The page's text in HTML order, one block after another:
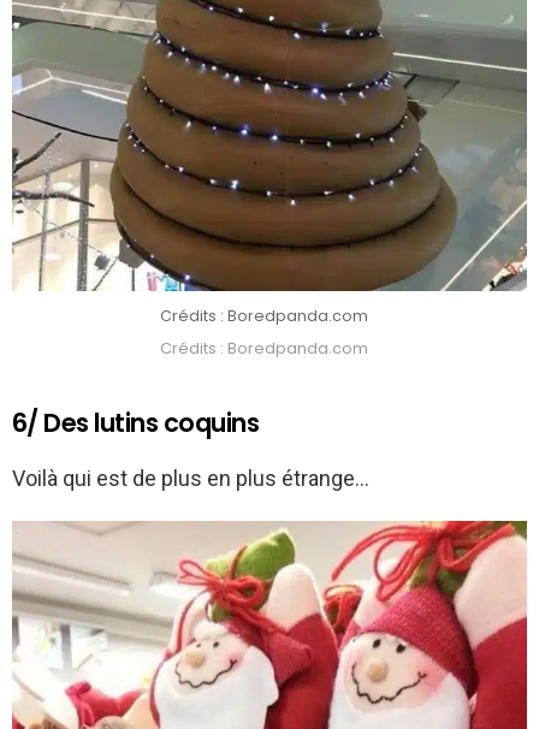
Crédits : Boredpanda.com
Crédits : Boredpanda.com
6/ Des lutins coquins
Voilà qui est de plus en plus étrange…